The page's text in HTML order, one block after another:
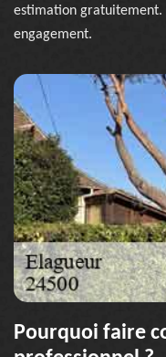
estimation gratuitement.
engagement.
Pourquoi faire